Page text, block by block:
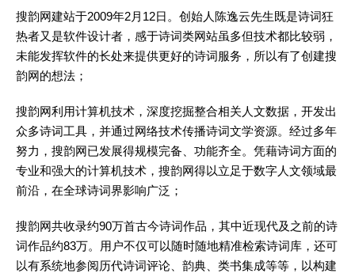
搜韵网建站于2009年2月12日。创始人陈逸云先生既是诗词狂
热者又是软件设计者，感于诗词类网站虽多但技术都比较弱，
未能发挥软件的长处来提供更好的诗词服务，所以有了创建搜
韵网的想法；
搜韵网利用计算机技术，深度挖掘整合相关人文数据，开发出
众多诗词工具，并通过网络技术传播诗词文学资源。经过多年
努力，搜韵网已发展得规模完备、功能齐全。凭藉诗词方面的
专业和强大的计算机技术，搜韵网得以立足于数字人文领域最
前沿，在全球诗词界影响广泛；
搜韵网共收录约90万首古今诗词作品，其中近现代及之前的诗
词作品约83万。用户不仅可以随时随地精准检索诗词库，还可
以有系统地参阅历代诗词评论、韵典、类书集成等等，以构建